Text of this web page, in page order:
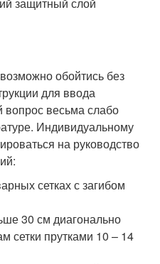
защитный слой
обойтись без
для ввода
весьма слабо
Индивидуальному
на руководство
сетках с загибом
30 см диагонально
сетки прутками 10 – 14